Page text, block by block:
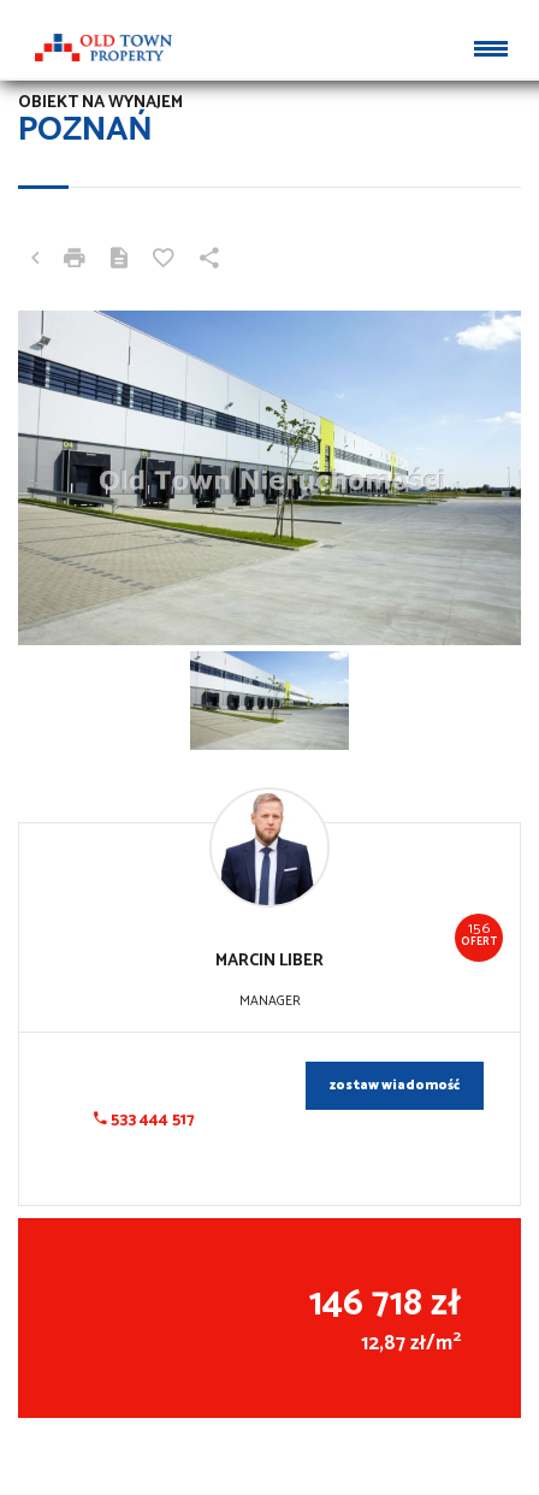
POZNAŃ
OBIEKT NA WYNAJEM
156
OFERT
MARCIN LIBER
MANAGER
533 444 517
zostaw wiadomość
146 718 zł
12,87 zł/m2